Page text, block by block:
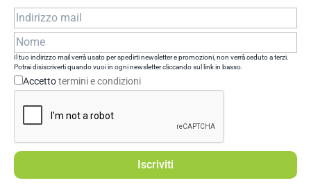
Il tuo indirizzo mail verrà usato per spedirti newsletter e promozioni, non verrà ceduto a terzi.
Potrai disiscriverti quando vuoi in ogni newsletter cliccando sul link in basso.
Accettotermini e condizioni